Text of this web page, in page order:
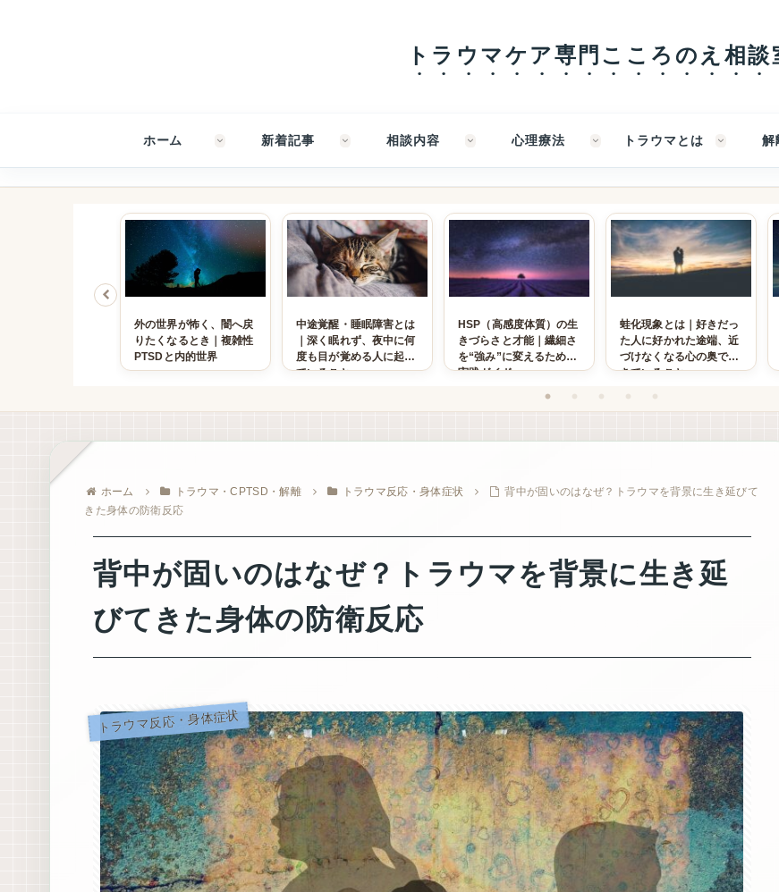
トラウマケア専門こころのえ相談
ホーム 新着記事 相談内容 心理療法 トラウマとは 解
外の世界が怖く、闇へ戻
りたくなるとき｜複雑性
PTSDと内的世界
中途覚醒・睡眠障害とは
｜深く眠れず、夜中に何
度も目が覚める人に起き
ていること
HSP（高感度体質）の生
きづらさと才能｜繊細さ
を“強み”に変えるための
実践ガイド
蛙化現象とは｜好きだっ
た人に好かれた途端、近
づけなくなる心の奥で起
きていること
ホーム トラウマ・CPTSD・解離 トラウマ反応・身体症状
背中が固いのはなぜ？トラウマを背景に生き延びて
きた身体の防衛反応
背中が固いのはなぜ？トラウマを背景に生き延
びてきた身体の防衛反応
トラウマ反応・身体症状